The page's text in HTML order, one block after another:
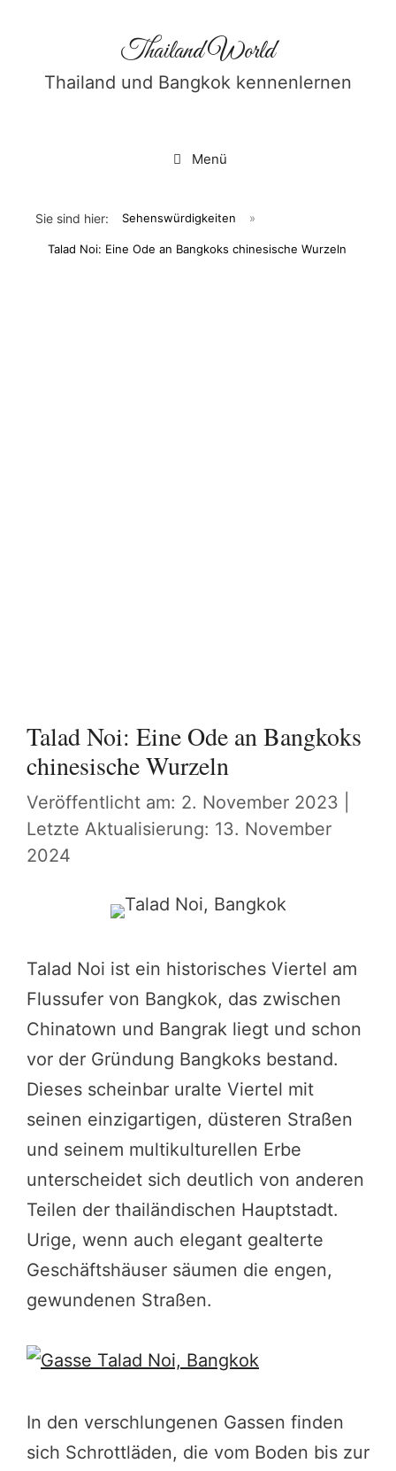
springen
Thailand World
Thailand und Bangkok kennenlernen
Menü
Sie sind hier: Sehenswürdigkeiten »
Talad Noi: Eine Ode an Bangkoks chinesische Wurzeln
Talad Noi: Eine Ode an Bangkoks
chinesische Wurzeln
Veröffentlicht am: 2. November 2023
Letzte Aktualisierung: 13. November
2024
Talad Noi ist ein historisches Viertel am
Flussufer von Bangkok, das zwischen
Chinatown und Bangrak liegt und schon
vor der Gründung Bangkoks bestand.
Dieses scheinbar uralte Viertel mit
seinen einzigartigen, düsteren Straßen
und seinem multikulturellen Erbe
unterscheidet sich deutlich von anderen
Teilen der thailändischen Hauptstadt.
Urige, wenn auch elegant gealterte
Geschäftshäuser säumen die engen,
gewundenen Straßen.
In den verschlungenen Gassen finden
sich Schrottläden, die vom Boden bis zur